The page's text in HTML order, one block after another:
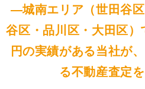
―城南エリア（世田谷
谷区・品川区・大田区
円の実績がある当社が
る不動産査定